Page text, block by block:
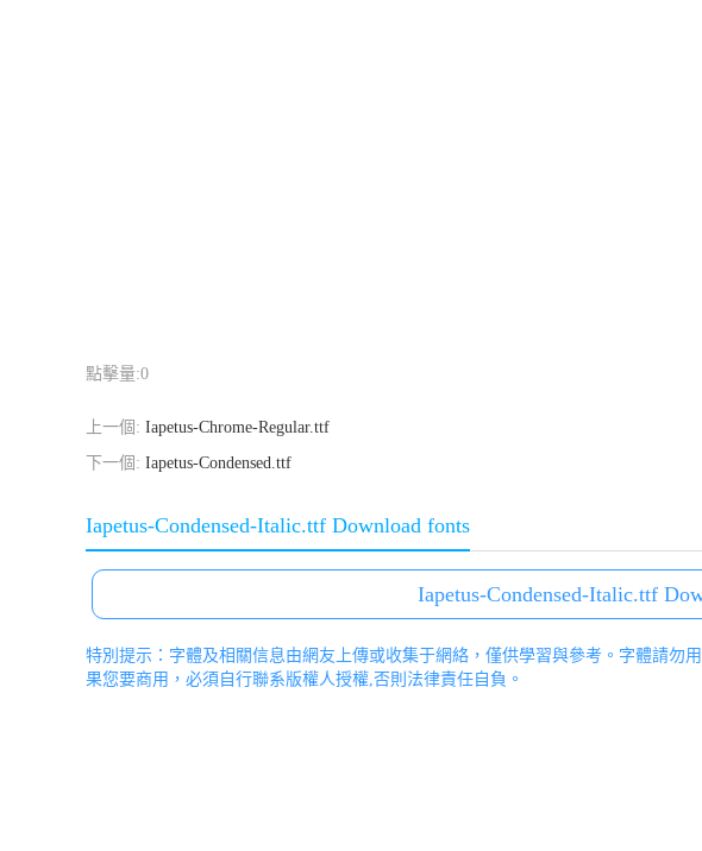
點擊量:0
上一個: Iapetus-Chrome-Regular.ttf
下一個: Iapetus-Condensed.ttf
Iapetus-Condensed-Italic.ttf Download fonts
Iapetus-Condensed-Italic.ttf
特別提示：字體及相關信息由網友上傳或收集于網絡，僅供學習與參考。字體請勿
果您要商用，必須自行聯系版權人授權,否則法律責任自負。